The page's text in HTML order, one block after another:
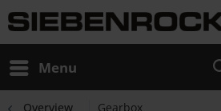
Menu
Overview Gearbox